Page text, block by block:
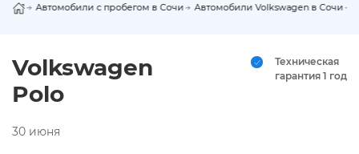
Автомобили с пробегом в Сочи Автомобили Volkswagen в Сочи
Volkswagen
Polo
30 июня
Техническая
гарантия 1 год